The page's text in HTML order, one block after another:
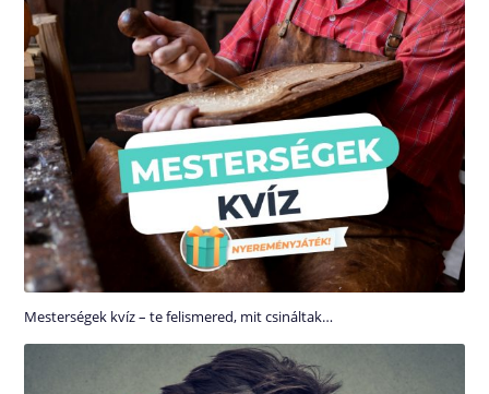
Mesterségek kvíz – te felismered, mit csináltak…